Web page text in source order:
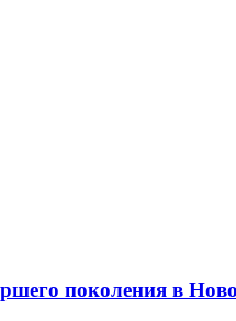
поколения в